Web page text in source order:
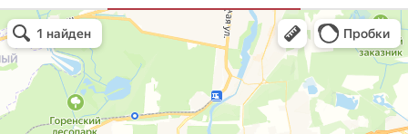
Планета кровли
Кровля и кровельные материалы в Балашихе
Окна в Балашихе